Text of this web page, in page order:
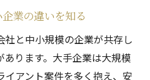
業の違いを知る
と中小規模の企業が共存し
ります。大手企業は大規模
イアント案件を多く抱え、安